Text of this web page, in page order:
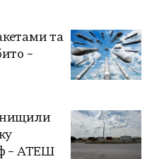
та
–
– АТЕШ